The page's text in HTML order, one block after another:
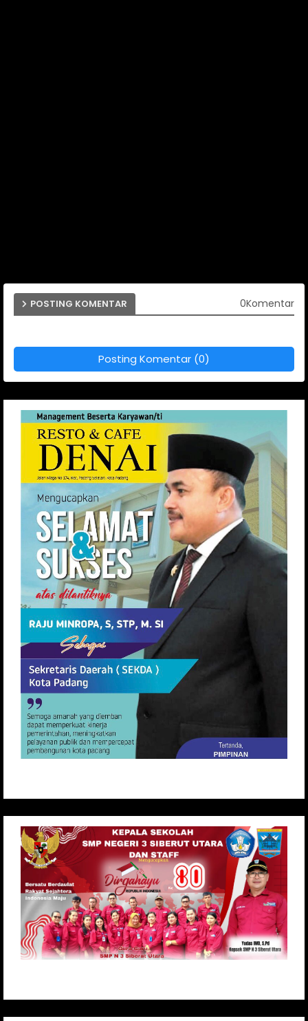
POSTING KOMENTAR 0Komentar
Posting Komentar (0)